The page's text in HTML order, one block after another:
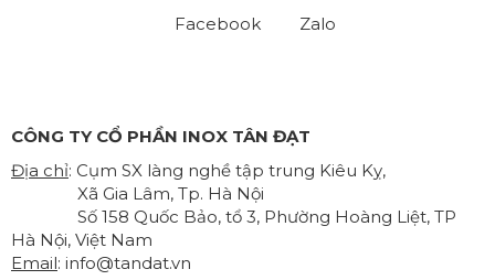
Facebook Zalo
CÔNG TY CỔ PHẦN INOX TÂN ĐẠT
Địa chỉ: Cụm SX làng nghề tập trung Kiêu Kỵ,
Xã Gia Lâm, Tp. Hà Nội
Số 158 Quốc Bảo, tổ 3, Phường Hoàng Liệt, TP
Hà Nội, Việt Nam
Email: info@tandat.vn